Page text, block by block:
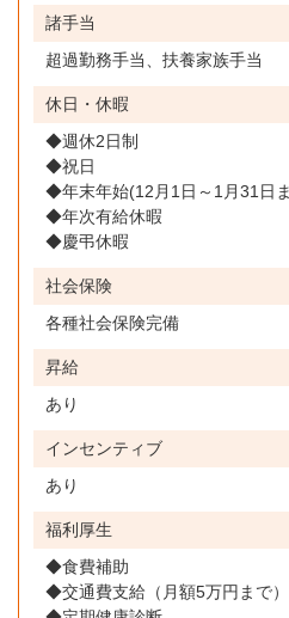
諸手当
超過勤務手当、扶養家族手当
休日・休暇
◆週休2日制
◆祝日
◆年末年始(12月1日～1月31日
◆年次有給休暇
◆慶弔休暇
社会保険
各種社会保険完備
昇給
あり
インセンティブ
あり
福利厚生
◆食費補助
◆交通費支給（月額5万円まで）